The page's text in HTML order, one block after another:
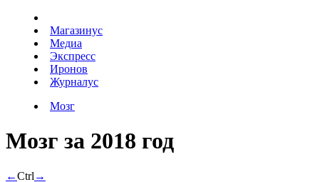
Магазинус
Медиа
Экспресс
Иронов
Журналус
Мозг
Мозг за 2018 год
←Ctrl →